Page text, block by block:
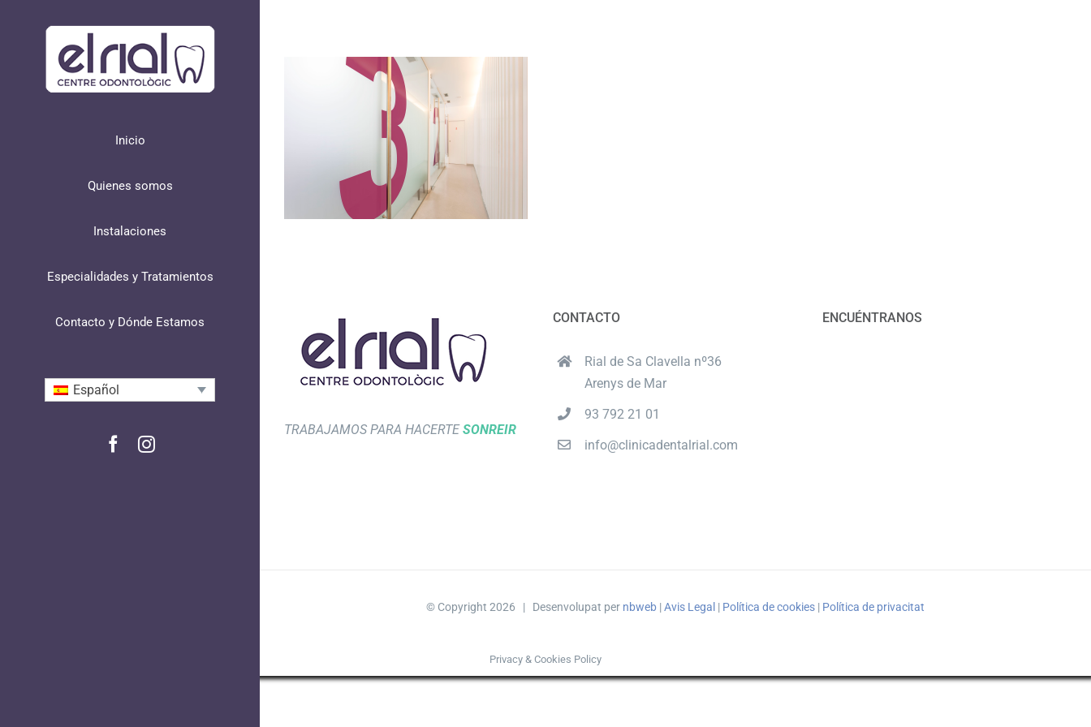
Inicio
Quienes somos
Instalaciones
Especialidades y Tratamientos
Contacto y Dónde Estamos
Español
FacebookInstagram
TRABAJAMOS PARA HACERTESONREIR
CONTACTO
Rial de Sa Clavella nº36
Arenys de Mar
93 792 21 01
info@clinicadentalrial.com
ENCUÉNTRANOS
© Copyright 2026 | Desenvolupat per nbweb |Avis Legal | Política de cookies | Política de privacitat
Privacy & Cookies Policy